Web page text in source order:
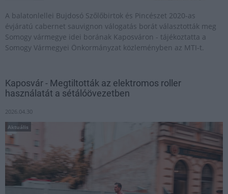
A balatonlellei Bujdosó Szőlőbirtok és Pincészet 2020-as
évjáratú cabernet sauvignon válogatás borát választották meg
Somogy vármegye idei borának Kaposváron - tájékoztatta a
Somogy Vármegyei Önkormányzat közleményben az MTI-t.
Kaposvár - Megtiltották az elektromos roller
használatát a sétálóövezetben
2026.04.30
Aktuális